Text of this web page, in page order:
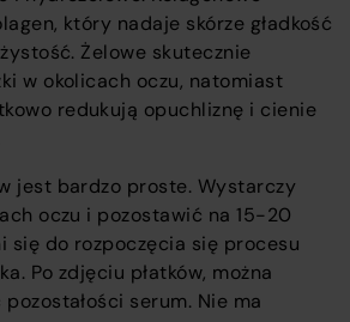
który nadaje skórze gładkość
Żelowe skutecznie
w okolicach oczu, natomiast
redukują opuchliznę i cienie
jest bardzo proste. Wystarczy
oczu i pozostawić na 15-20
się do rozpoczęcia się procesu
Po zdjęciu płatków, można
serum. Nie ma